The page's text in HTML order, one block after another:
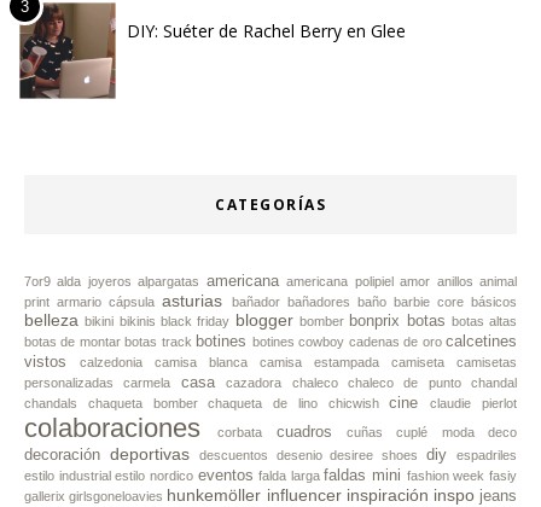
DIY: Suéter de Rachel Berry en Glee
CATEGORÍAS
7or9 alda joyeros alpargatas americana americana polipiel amor anillos animal
print armario cápsula asturias bañador bañadores baño barbie core básicos
belleza bikini bikinis black friday blogger bomber bonprix botas botas altas
botas de montar botas track botines botines cowboy cadenas de oro calcetines
vistos
calzedonia camisa blanca camisa estampada camiseta
camisetas
personalizadas
carmela casa cazadora chaleco chaleco de punto
chandal
chandals
chaqueta bomber chaqueta de lino chicwish cine claudie pierlot
colaboraciones corbata cuadros cuñas cuplé moda deco
decoración deportivas descuentos desenio desiree shoes diy
espadriles
estilo industrial estilo nordico eventos falda larga faldas mini fashion week fasiy
gallerix girlsgoneloavies hunkemöller influencer inspiración inspo jeans